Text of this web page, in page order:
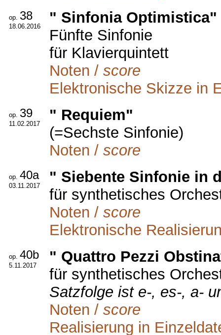
op. 38
18.06.2016
" Sinfonia Optimistica"
Fünfte Sinfonie
für Klavierquintett
Noten / score
Elektronische Skizze in
op. 39
11.02.2017
" Requiem"
(=Sechste Sinfonie)
Noten / score
op. 40a
03.11.2017
" Siebente Sinfonie in
für synthetisches
Noten / score
Elektronische
op. 40b
5.11.2017
" Quattro Pezzi
für synthetisches
Satzfolge ist e-, es-, a-
Noten / score
Realisierung in